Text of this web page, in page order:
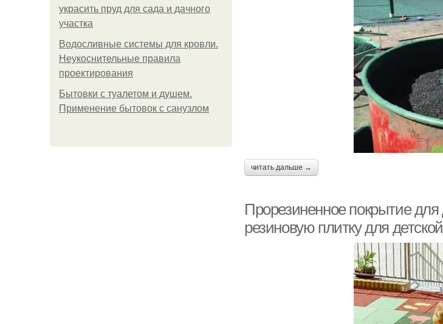
украсить пруд для сада и дачного
участка
Водосливные системы для кровли.
Неукоснительные правила
проектирования
Бытовки с туалетом и душем.
Применение бытовок с санузлом
читать дальше →
Прорезиненное покрытие
резиновую плитку для